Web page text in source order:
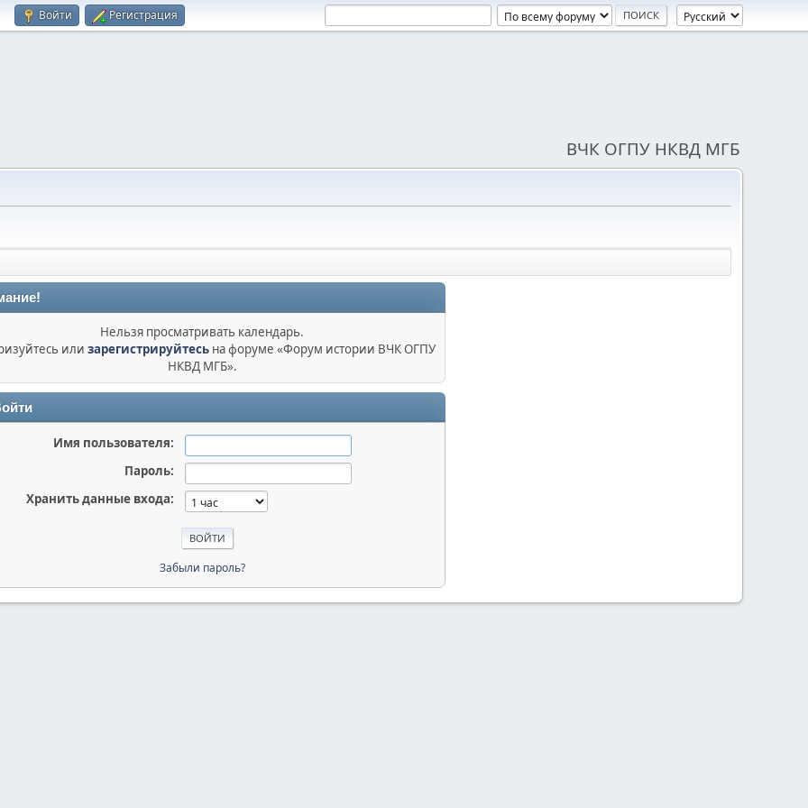
Войти Регистрация
ВЧК ОГПУ НКВД МГБ
Нельзя просматривать календарь.
или зарегистрируйтесьна форуме «Форум истории ВЧК ОГПУ
НКВД МГБ».
Имя пользователя:
Пароль:
Хранить данные входа:
Забыли пароль?